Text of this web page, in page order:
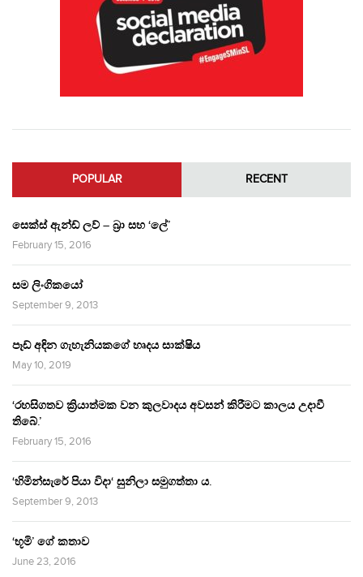
POPULAR RECENT
සෙක්ස් ඇන්ඩ් ලව් – බ්‍රා සහ ‘ලේ’
February 15, 2016
සම ලිංගිකයෝ
September 9, 2013
පෑඩ් අඳින ගැහැනියකගේ හෘදය සාක්ෂිය
May 10, 2019
‘රහසිගතව ක්‍රියාත්මක වන කුලවාදය අවසන් කිරීමට කාලය උදාවී
තිබේ.’
February 15, 2016
‘හිමින්සැරේ පියා විදා‘ සුනිලා සමුගත්තා ය.
September 9, 2013
‘භූමි’ ගේ කතාව
June 23, 2016